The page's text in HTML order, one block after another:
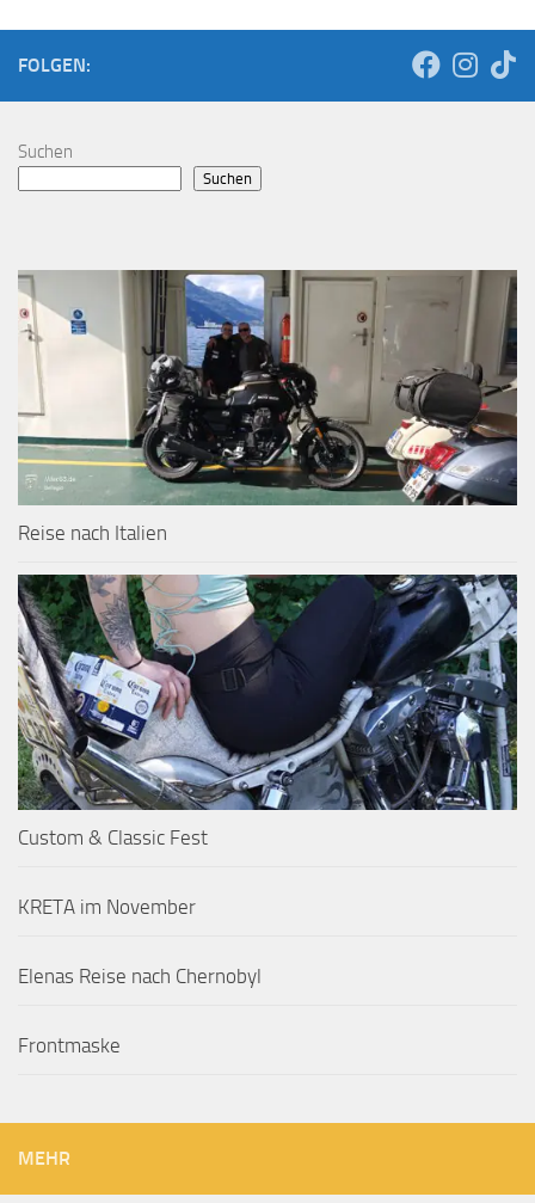
FOLGEN:
Suchen
Suchen
Reise nach Italien
Custom & Classic Fest
KRETA im November
Elenas Reise nach Chernobyl
Frontmaske
MEHR